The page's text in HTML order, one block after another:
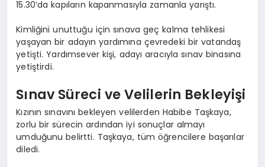
15.30’da kapıların kapanmasıyla zamanla yarıştı.
Kimliğini unuttuğu için sınava geç kalma tehlikesi
yaşayan bir adayın yardımına çevredeki bir vatandaş
yetişti. Yardımsever kişi, adayı aracıyla sınav binasına
yetiştirdi.
Sınav Süreci ve Velilerin Bekleyişi
Kızının sınavını bekleyen velilerden Habibe Taşkaya,
zorlu bir sürecin ardından iyi sonuçlar almayı
umduğunu belirtti. Taşkaya, tüm öğrencilere başarılar
diledi.